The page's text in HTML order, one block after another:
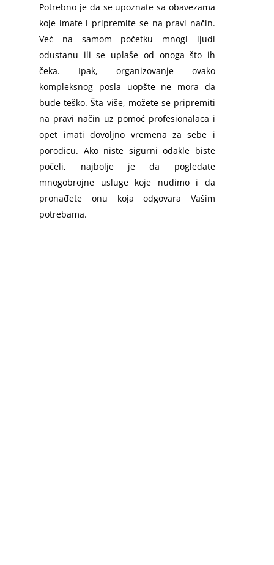
Potrebno je da se upoznate sa obavezama
koje imate i pripremite se na pravi način.
Već na samom početku mnogi ljudi
odustanu ili se uplaše od onoga što ih
čeka. Ipak, organizovanje ovako
kompleksnog posla uopšte ne mora da
bude teško. Šta više, možete se pripremiti
na pravi način uz pomoć profesionalaca i
opet imati dovoljno vremena za sebe i
porodicu. Ako niste sigurni odakle biste
počeli, najbolje je da pogledate
mnogobrojne usluge koje nudimo i da
pronađete onu koja odgovara Vašim
potrebama.